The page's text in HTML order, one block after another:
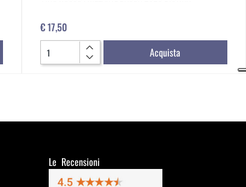
€ 17,50
Quantità
Acquista
Le Recensioni